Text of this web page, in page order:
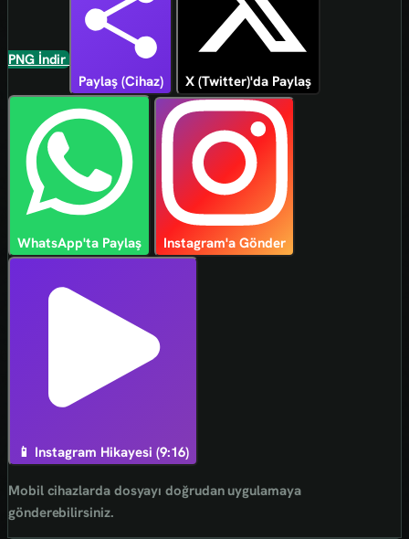
PNG İndir
Paylaş (Cihaz)
X (Twitter)'da Paylaş
WhatsApp'ta Paylaş Instagram'a Gönder
📱 Instagram Hikayesi (9:16)
Mobil cihazlarda dosyayı doğrudan uygulamaya
gönderebilirsiniz.